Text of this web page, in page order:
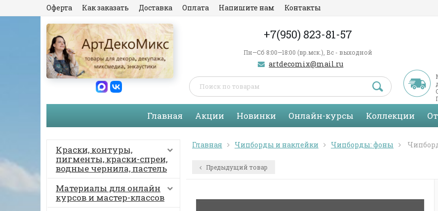
Оферта Как заказать Доставка Оплата Напишите нам Контакты
+7(950) 823-81-57
Пн—Сб 8:00—18:00 (вр.мск.), Вс - выходной
artdecomix@mail.ru
Главная Акции Новинки Онлайн-курсы Коллекции
Краски, контуры,
пигменты, краски-спреи,
водные чернила, пастель
Материалы для онлайн
курсов и мастер-классов
Главная Чипборды и наклейки Чипборды: фоны
Предыдущий товар